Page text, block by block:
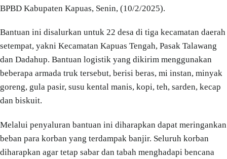
BPBD Kabupaten Kapuas, Senin, (10/2/2025).
Bantuan ini disalurkan untuk 22 desa di tiga kecamatan daerah
setempat, yakni Kecamatan Kapuas Tengah, Pasak Talawang
dan Dadahup. Bantuan logistik yang dikirim menggunakan
beberapa armada truk tersebut, berisi beras, mi instan, minyak
goreng, gula pasir, susu kental manis, kopi, teh, sarden, kecap
dan biskuit.
Melalui penyaluran bantuan ini diharapkan dapat meringankan
beban para korban yang terdampak banjir. Seluruh korban
diharapkan agar tetap sabar dan tabah menghadapi bencana